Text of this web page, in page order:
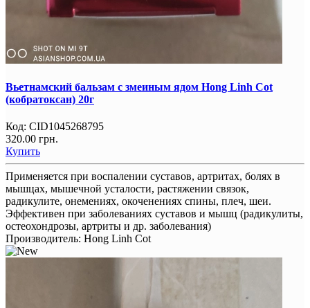
Вьетнамский бальзам с змеиным ядом Hong Linh Cot
(кобратоксан) 20г
Код: CID1045268795
320.00 грн.
Купить
Применяется при воспалении суставов, артритах, болях в
мышцах, мышечной усталости, растяжении связок,
радикулите, онемениях, окоченениях спины, плеч, шеи.
Эффективен при заболеваниях суставов и мышц (радикулиты,
остеохондрозы, артриты и др. заболевания)
Производитель: Hong Linh Cot